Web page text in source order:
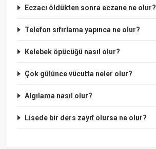
Eczacı öldükten sonra eczane ne olur?
Telefon sıfırlama yapınca ne olur?
Kelebek öpücüğü nasıl olur?
Çok gülünce vücutta neler olur?
Algılama nasıl olur?
Lisede bir ders zayıf olursa ne olur?